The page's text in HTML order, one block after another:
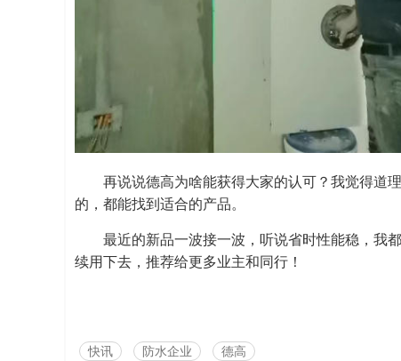
再说说德高为啥能获得大家的认可？我觉得道
的，都能找到适合的产品。
最近的新品一波接一波，听说省时性能稳，我
续用下去，推荐给更多业主和同行！
快讯 防水企业 德高